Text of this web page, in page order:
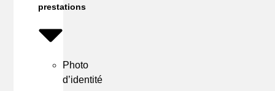
prestations
Photo
d’identité